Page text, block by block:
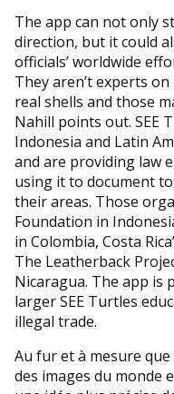
The app can not only
direction, but it could
officials’ worldwide
They aren’t experts
real shells and those
Nahill points out. SEE
Indonesia and Latin
and are providing law
using it to document
their areas. Those
Foundation in
in Colombia, Costa
The Leatherback
Nicaragua. The app is
larger SEE Turtles
illegal trade.
Au fur et à mesure
des images du monde